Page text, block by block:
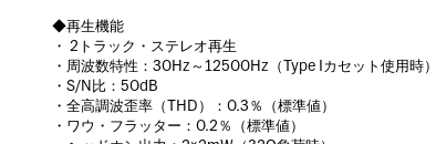
◆再生機能
・ 2トラック・ステレオ再生
・周波数特性：30Hz～12500Hz（Type Iカセット使用時）
・S/N比：50dB
・全高調波歪率（THD）：0.3％（標準値）
・ワウ・フラッター：0.2％（標準値）